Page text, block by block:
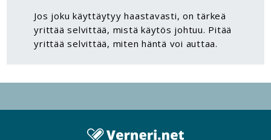
Jos joku käyttäytyy haastavasti, on tärkeä
yrittää selvittää, mistä käytös johtuu. Pitää
yrittää selvittää, miten häntä voi auttaa.